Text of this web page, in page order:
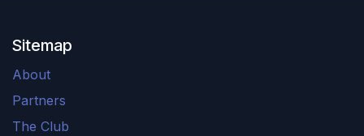
Sitemap
About
Partners
The Club